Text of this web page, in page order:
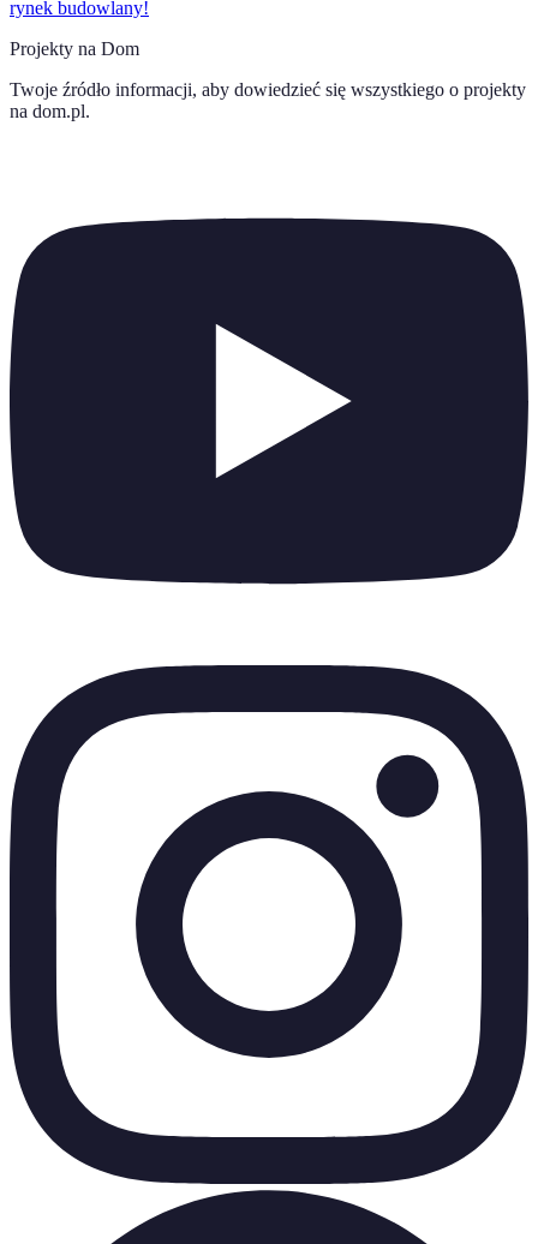
rynek budowlany!
Projekty na Dom
Twoje źródło informacji, aby dowiedzieć się wszystkiego o projekty
na dom.pl.